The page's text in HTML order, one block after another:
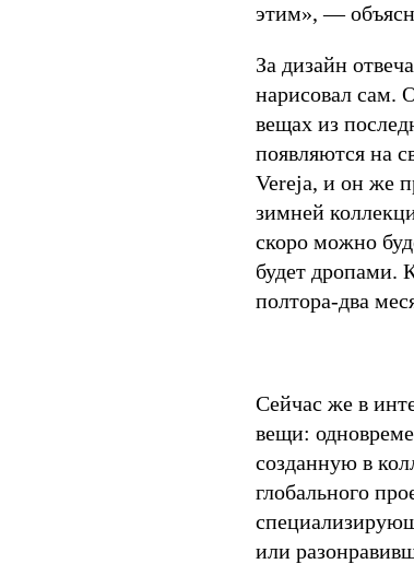
этим», —
За дизайн
нарисовал сам.
вещах из
появляются на
Vereja, и он же
зимней
скоро можно
будет дропами.
полтора-два
Сейчас же в
вещи:
созданную в
глобального
или